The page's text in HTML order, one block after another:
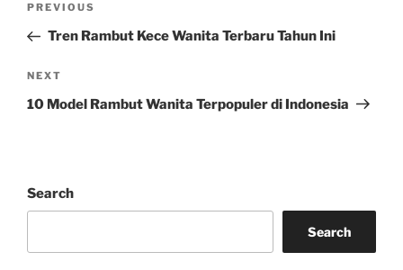
Previous
Post
PREVIOUS
Tren Rambut Kece Wanita Terbaru Tahun Ini
Next
Post
NEXT
10 Model Rambut Wanita Terpopuler di Indonesia
Search
Search